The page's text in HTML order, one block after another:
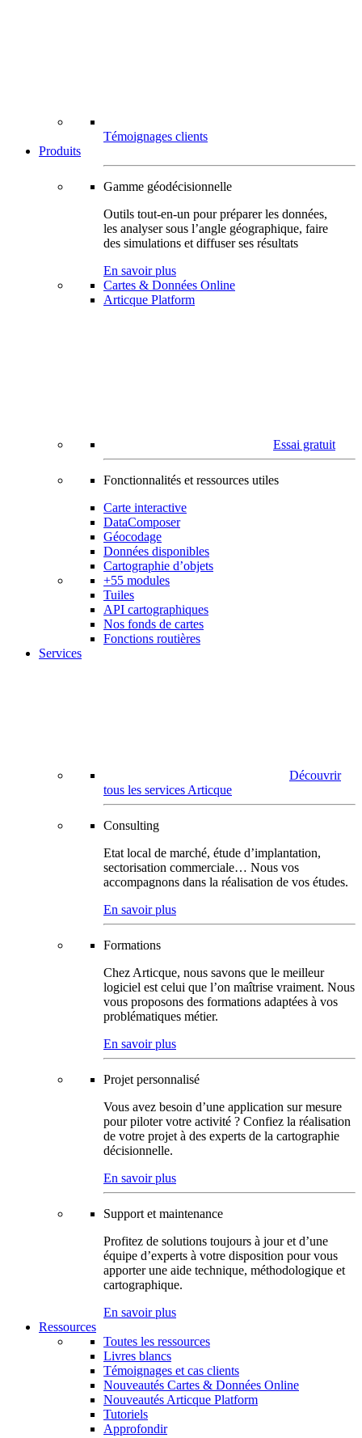
Témoignages clients
Produits
Gamme géodécisionnelle
Outils tout-en-un pour préparer les données,
les analyser sous l’angle géographique, faire
des simulations et diffuser ses résultats
En savoir plus
Cartes & Données Online
Articque Platform
Essai gratuit
Fonctionnalités et ressources utiles
Carte interactive
DataComposer
Géocodage
Données disponibles
Cartographie d’objets
+55 modules
Tuiles
API cartographiques
Nos fonds de cartes
Fonctions routières
Services
Découvrir
tous les services Articque
Consulting
Etat local de marché, étude d’implantation,
sectorisation commerciale… Nous vos
accompagnons dans la réalisation de vos études.
En savoir plus
Formations
Chez Articque, nous savons que le meilleur
logiciel est celui que l’on maîtrise vraiment. Nous
vous proposons des formations adaptées à vos
problématiques métier.
En savoir plus
Projet personnalisé
Vous avez besoin d’une application sur mesure
pour piloter votre activité ? Confiez la réalisation
de votre projet à des experts de la cartographie
décisionnelle.
En savoir plus
Support et maintenance
Profitez de solutions toujours à jour et d’une
équipe d’experts à votre disposition pour vous
apporter une aide technique, méthodologique et
cartographique.
En savoir plus
Ressources
Toutes les ressources
Livres blancs
Témoignages et cas clients
Nouveautés Cartes & Données Online
Nouveautés Articque Platform
Tutoriels
Approfondir